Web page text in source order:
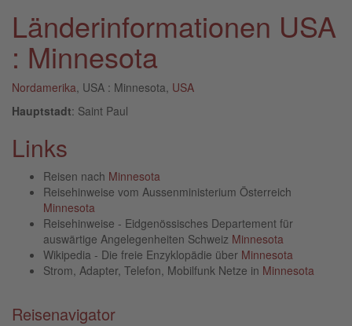
Länderinformationen USA
: Minnesota
Nordamerika , USA : Minnesota, USA
Hauptstadt: Saint Paul
Links
Reisen nach Minnesota
Reisehinweise vom Aussenministerium Österreich
Minnesota
Reisehinweise - Eidgenössisches Departement für
auswärtige Angelegenheiten Schweiz Minnesota
Wikipedia - Die freie Enzyklopädie über Minnesota
Strom, Adapter, Telefon, Mobilfunk Netze in Minnesota
Reisenavigator